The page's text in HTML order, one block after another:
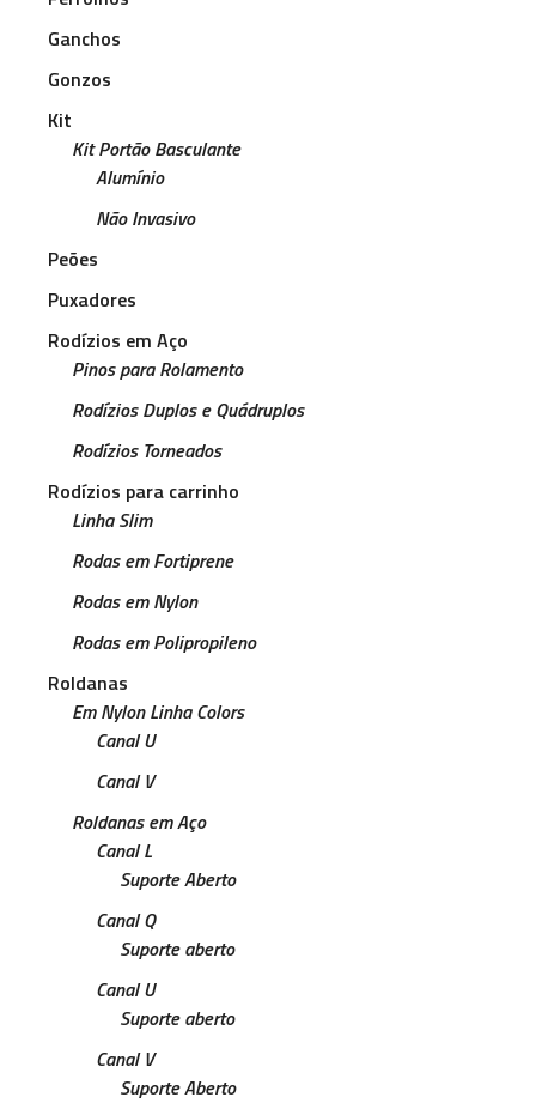
Ganchos
Gonzos
Kit
Kit Portão Basculante
Alumínio
Não Invasivo
Peões
Puxadores
Rodízios em Aço
Pinos para Rolamento
Rodízios Duplos e Quádruplos
Rodízios Torneados
Rodízios para carrinho
Linha Slim
Rodas em Fortiprene
Rodas em Nylon
Rodas em Polipropileno
Roldanas
Em Nylon Linha Colors
Canal U
Canal V
Roldanas em Aço
Canal L
Suporte Aberto
Canal Q
Suporte aberto
Canal U
Suporte aberto
Canal V
Suporte Aberto